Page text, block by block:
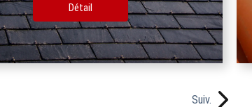
Détail
Suiv.